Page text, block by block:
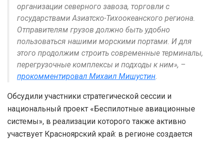
организации северного завоза, торговли с
государствами Азиатско-Тихоокеанского региона.
Отправителям грузов должно быть удобно
пользоваться нашими морскими портами. И для
этого продолжим строить современные терминалы,
перегрузочные комплексы и подходы к ним», –
прокомментировал Михаил Мишустин
Обсудили участники стратегической сессии и
национальный проект «Беспилотные авиационные
системы», в реализации которого также активно
участвует Красноярский край: в регионе создается